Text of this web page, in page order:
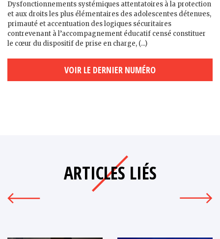
Dysfonctionnements systémiques attentatoires à la protection
et aux droits les plus élémentaires des adolescent·es détenu·es,
primauté et accentuation des logiques sécuritaires
contrevenant à l’accompagnement éducatif censé constituer
le cœur du dispositif de prise en charge, (...)
VOIR LE DERNIER NUMÉRO
ARTICLES LIÉS